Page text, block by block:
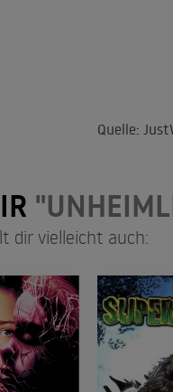
Quelle:
dir vielleicht auch: